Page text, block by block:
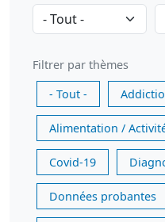
Filtrer par thèmes
- Tout -
Alimentation /
Covid-19
Données probantes